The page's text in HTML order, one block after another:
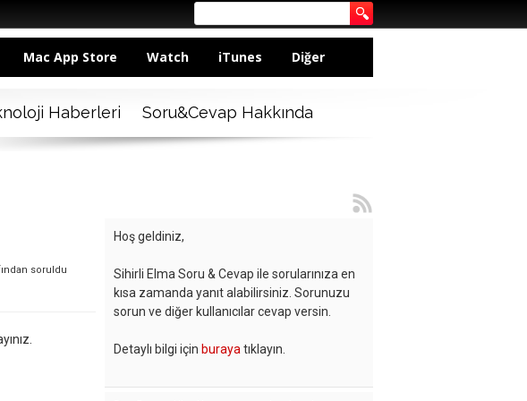
Mac App Store Watch iTunes Diğer
Haberleri Soru&Cevap Hakkında
soruldu
Hoş geldiniz,
Sihirli Elma Soru & Cevap ile sorularınıza en
kısa zamanda yanıt alabilirsiniz. Sorunuzu
sorun ve diğer kullanıcılar cevap versin.
Detaylı bilgi için buraya tıklayın.